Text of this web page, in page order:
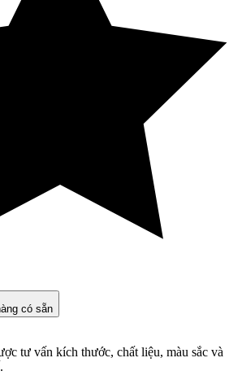
có sẵn
tư vấn kích thước, chất liệu, màu sắc và